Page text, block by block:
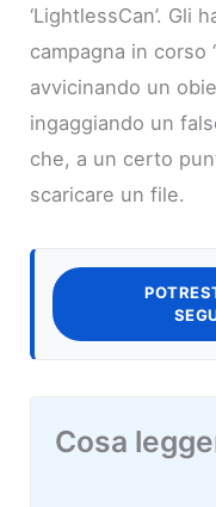
‘LightlessCan’. Gli
campagna in corso
avvicinando un
ingaggiando un
che, a un certo
scaricare un file.
Cosa